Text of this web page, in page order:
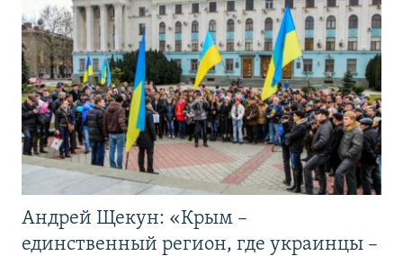
Андрей Щекун: «Крым –
единственный регион, где украинцы –